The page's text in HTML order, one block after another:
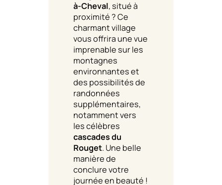
à-Cheval, situé à
proximité ? Ce
charmant village
vous offrira une vue
imprenable sur les
montagnes
environnantes et
des possibilités de
randonnées
supplémentaires,
notamment vers
les célèbres
cascades du
Rouget. Une belle
manière de
conclure votre
journée en beauté !